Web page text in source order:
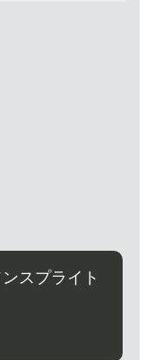
スプライト